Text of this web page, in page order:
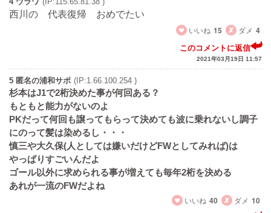
西川の 代表復帰 おめでたい
いいね 15 ダメ 4
このコメントに返信
2021年03月19日 11:57
5 匿名の浦和サポ (IP:1.66.100.254 )
杉本はJ1で2桁決めた事が何回ある？
もともと能力がないのよ
PKだって何回も譲ってもらって決めても波に乗れないし調子
にのって髪は染めるし・・・
慎三や大久保(人としては嫌いだけどFWとしてみれば)は
やっぱりすごいんだよ
ゴール以外に求められる事が増えても毎年2桁を決める
あれが一流のFWだよね
いいね 40 ダメ 10